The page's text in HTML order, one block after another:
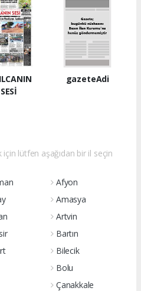
SESİ
gazeteAdi
lütfen aşağıdan bir il seçin
Afyon
Amasya
Artvin
Bartın
Bilecik
Bolu
Çanakkale